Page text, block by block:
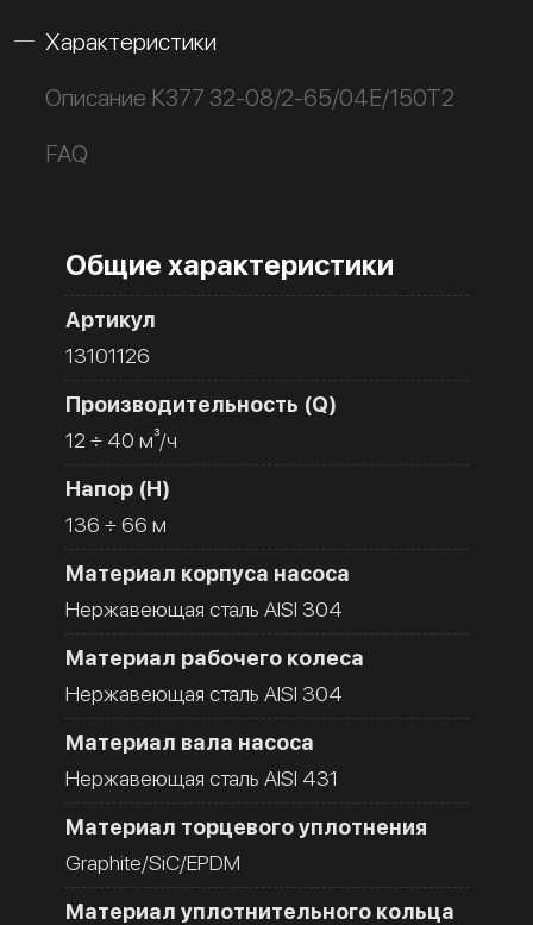
Характеристики
Описание К377 32-08/2-65/04Е/150Т2
FAQ
Общие характеристики
Артикул
13101126
Производительность (Q)
12 ÷ 40 м³/ч
Напор (H)
136 ÷ 66 м
Материал корпуса насоса
Нержавеющая сталь AISI 304
Материал рабочего колеса
Нержавеющая сталь AISI 304
Материал вала насоса
Нержавеющая сталь AISI 431
Материал торцевого уплотнения
Graphite/SiC/EPDM
Материал уплотнительного кольца